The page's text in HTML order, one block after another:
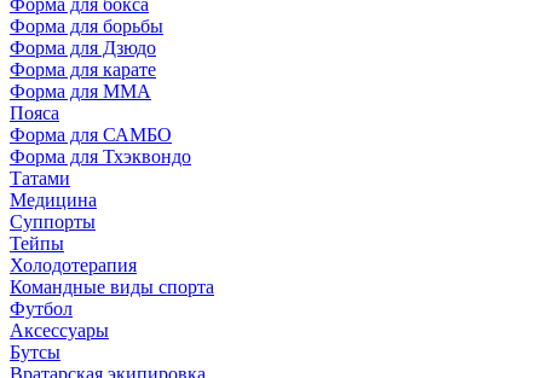
Форма для бокса
Форма для борьбы
Форма для Дзюдо
Форма для карате
Форма для MMA
Пояса
Форма для САМБО
Форма для Тхэквондо
Татами
Медицина
Суппорты
Тейпы
Холодотерапия
Командные виды спорта
Футбол
Аксессуары
Бутсы
Вратарская экипировка